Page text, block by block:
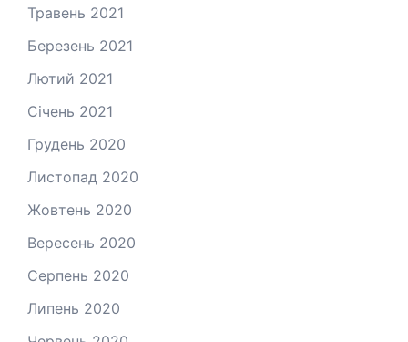
Травень 2021
Березень 2021
Лютий 2021
Січень 2021
Грудень 2020
Листопад 2020
Жовтень 2020
Вересень 2020
Серпень 2020
Липень 2020